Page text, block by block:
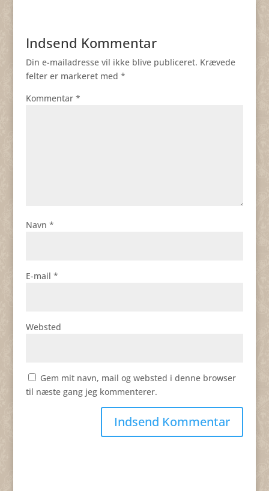
Indsend Kommentar
Din e-mailadresse vil ikke blive publiceret. Krævede
felter er markeret med *
Kommentar *
Navn *
E-mail *
Websted
Gem mit navn, mail og websted i denne browser
til næste gang jeg kommenterer.